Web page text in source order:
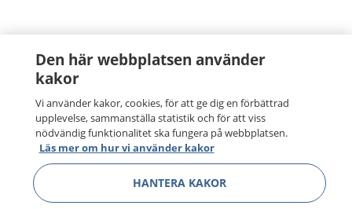
Den här webbplatsen använder
kakor
Vi använder kakor, cookies, för att ge dig en förbättrad
upplevelse, sammanställa statistik och för att viss
nödvändig funktionalitet ska fungera på webbplatsen.
Läs mer om hur vi använder kakor
HANTERA KAKOR